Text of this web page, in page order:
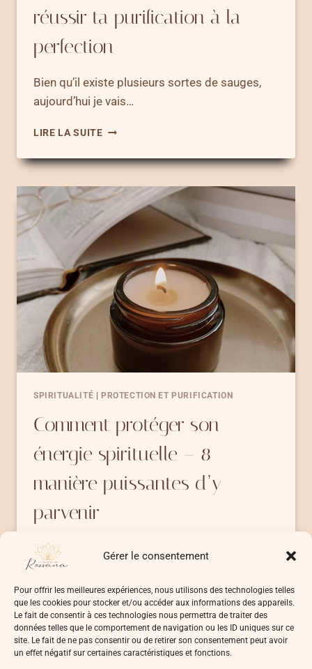
Gérer le consentement
Pour offrir les meilleures expériences, nous utilisons des technologies telles
que les cookies pour stocker et/ou accéder aux informations des appareils.
Le fait de consentir à ces technologies nous permettra de traiter des
données telles que le comportement de navigation ou les ID uniques sur ce
site. Le fait de ne pas consentir ou de retirer son consentement peut avoir
un effet négatif sur certaines caractéristiques et fonctions.
réussir ta purification à la
perfection
Bien qu’il existe plusieurs sortes de sauges,
aujourd’hui je vais…
LIRE LA SUITEPURIFICATION
LA
BLANCHE
–
ÉTAPES
RÉUSSIR
TA
PURIFICATION
À
LA
PERFECTION
SPIRITUALITÉ | PROTECTION ET PURIFICATION
Comment protéger son
énergie spirituelle – 8
manière puissantes d’y
parvenir
T’es-tu déjà senti submergé(e) d’émotions qui
ne t’appartiennent pas? D’être fatigué(e) en…
LIRE LA SUITECOMMENT
PROTÉGER
SON
ÉNERGIE
SPIRITUELLE